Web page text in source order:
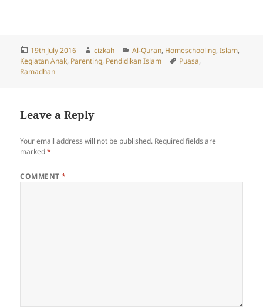
Posted
on
19th July 2016 Author
cizkah Categories
Al-Quran, Homeschooling,Islam,
Kegiatan Anak, Parenting, Pendidikan Islam Tags
Puasa,
Ramadhan
Leave a Reply
Your email address will not be published. Required fields are
marked*
COMMENT*